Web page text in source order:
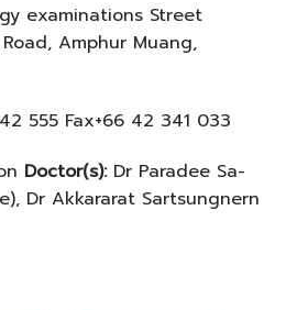
examinations Street
Amphur Muang,
555 Fax+66 42 341 033
Doctor(s):Dr Paradee Sa-
Dr Akkararat Sartsungnern